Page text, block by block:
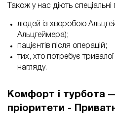
Також у нас діють
людей із хворобою
Альцгеймера);
пацієнтів після операцій;
тих, хто потребує тривалої
нагляду.
Комфорт і турбота
пріоритети -